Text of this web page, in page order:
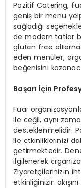
Pozitif Catering,
geniş bir menü
sağladığı
de modern tatlar
gluten free
eden menüler,
beğenisini
Başarı İçin
Fuar
ile değil, aynı
desteklenmelidir.
ile etkinliklerinizi
getirmektedir.
ilgilenerek
Ziyaretçilerinizin
etkinliğinizin